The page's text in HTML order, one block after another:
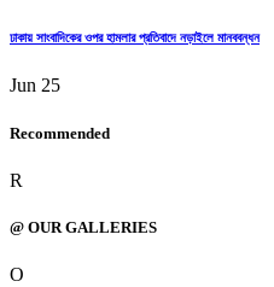
ঢাকায় সাংবাদিকের ওপর হামলার প্রতিবাদে নড়াইলে মানববন্ধন
Jun 25
Recommended
R
@ OUR GALLERIES
O